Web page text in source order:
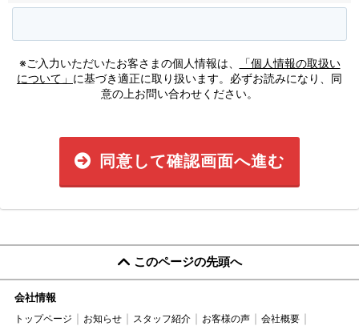
※ご入力いただいたお客さまの個人情報は、
「個人情報の取扱い
について」 に基づき適正に取り扱います。必ずお読みになり、同
意の上お問い合わせください。
同意して確認画面へ進む
このページの先頭へ
会社情報
トップページ お知らせ スタッフ紹介 お客様の声
会社概要